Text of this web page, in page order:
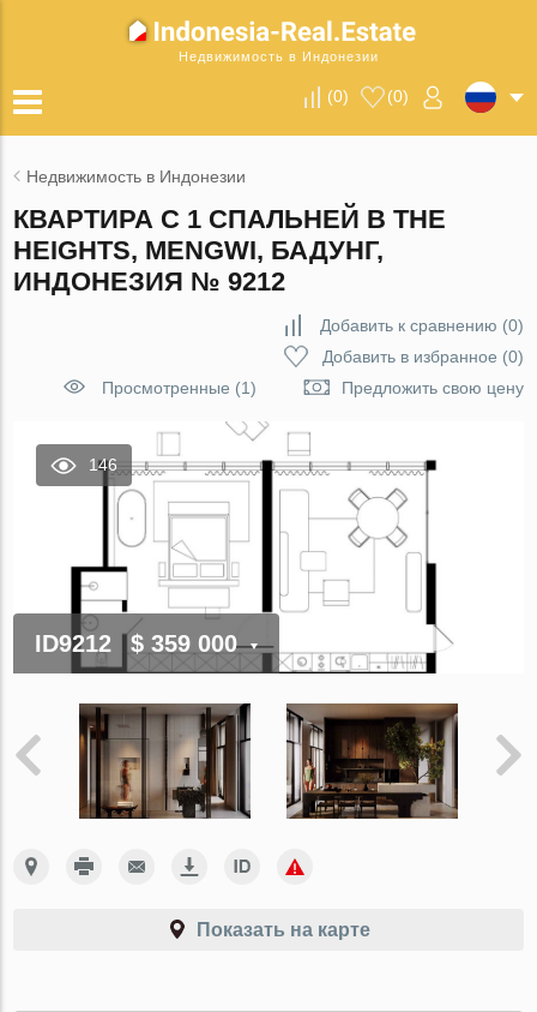
Недвижимость в Индонезии
(0) (0)
Недвижимость в Индонезии
КВАРТИРА С 1 СПАЛЬНЕЙ В THE
HEIGHTS, MENGWI, БАДУНГ,
ИНДОНЕЗИЯ № 9212
Добавить к сравнению (0)
Добавить в избранное (0)
Просмотренные (1)
Предложить свою цену
146
ID9212 $ 359 000
Показать на карте